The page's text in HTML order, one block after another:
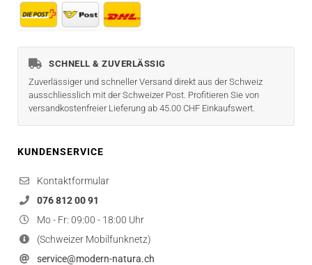
SCHNELL & ZUVERLÄSSIG
Zuverlässiger und schneller Versand direkt aus der Schweiz
ausschliesslich mit der Schweizer Post. Profitieren Sie von
versandkostenfreier Lieferung ab 45.00 CHF Einkaufswert.
KUNDENSERVICE
Kontaktformular
076 812 00 91
Mo - Fr: 09:00 - 18:00 Uhr
(Schweizer Mobilfunknetz)
service@modern-natura.ch